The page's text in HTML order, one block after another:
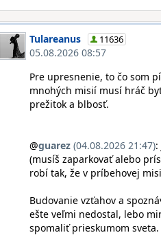
Tulareanus 11636
05.08.2026 08:57
Pre upresnenie, to čo som
mnohých misií musí hráč
prežitok a blbosť.
@guarez (04.08.2026 21:47)
(musíš zaparkovať alebo
robí tak, že v príbehovej
Budovanie vzťahov a
ešte veľmi nedostal, lebo
spomaliť prieskumom sveta.